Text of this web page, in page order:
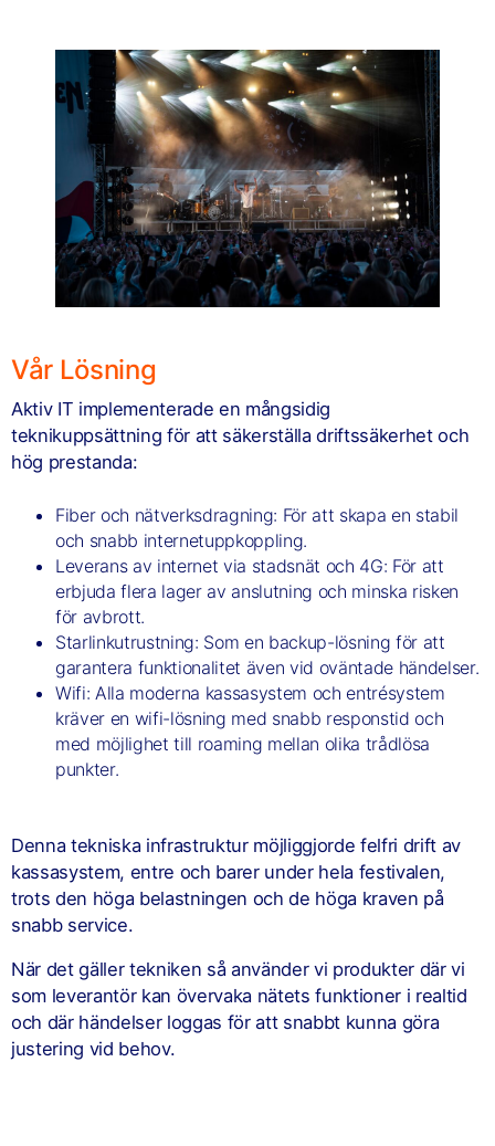
Vår Lösning
Aktiv IT implementerade en mångsidig
teknikuppsättning för att säkerställa driftssäkerhet och
hög prestanda:
Fiber och nätverksdragning: För att skapa en stabil
och snabb internetuppkoppling.
Leverans av internet via stadsnät och 4G: För att
erbjuda flera lager av anslutning och minska risken
för avbrott.
Starlinkutrustning: Som en backup-lösning för att
garantera funktionalitet även vid oväntade händelser.
Wifi: Alla moderna kassasystem och entrésystem
kräver en wifi-lösning med snabb responstid och
med möjlighet till roaming mellan olika trådlösa
punkter.
Denna tekniska infrastruktur möjliggjorde felfri drift av
kassasystem, entre och barer under hela festivalen,
trots den höga belastningen och de höga kraven på
snabb service.
När det gäller tekniken så använder vi produkter där vi
som leverantör kan övervaka nätets funktioner i realtid
och där händelser loggas för att snabbt kunna göra
justering vid behov.